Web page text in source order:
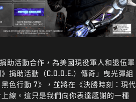
助活動合作，為美國現役軍人和退伍軍
捐助活動（C.O.D.E.）傳奇」曳光彈組
色行動 7》，並將在《決勝時刻：現代
線。這只是我們向你表達感謝的一種